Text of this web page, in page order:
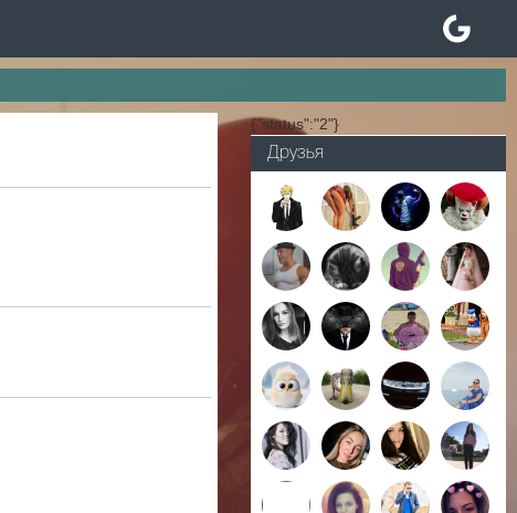
{"status":"2"}
Друзья